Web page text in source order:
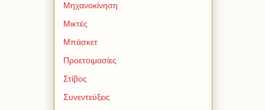
Μηχανοκίνηση
Μικτές
Μπάσκετ
Προετοιμασίες
Στίβος
Συνεντεύξεις